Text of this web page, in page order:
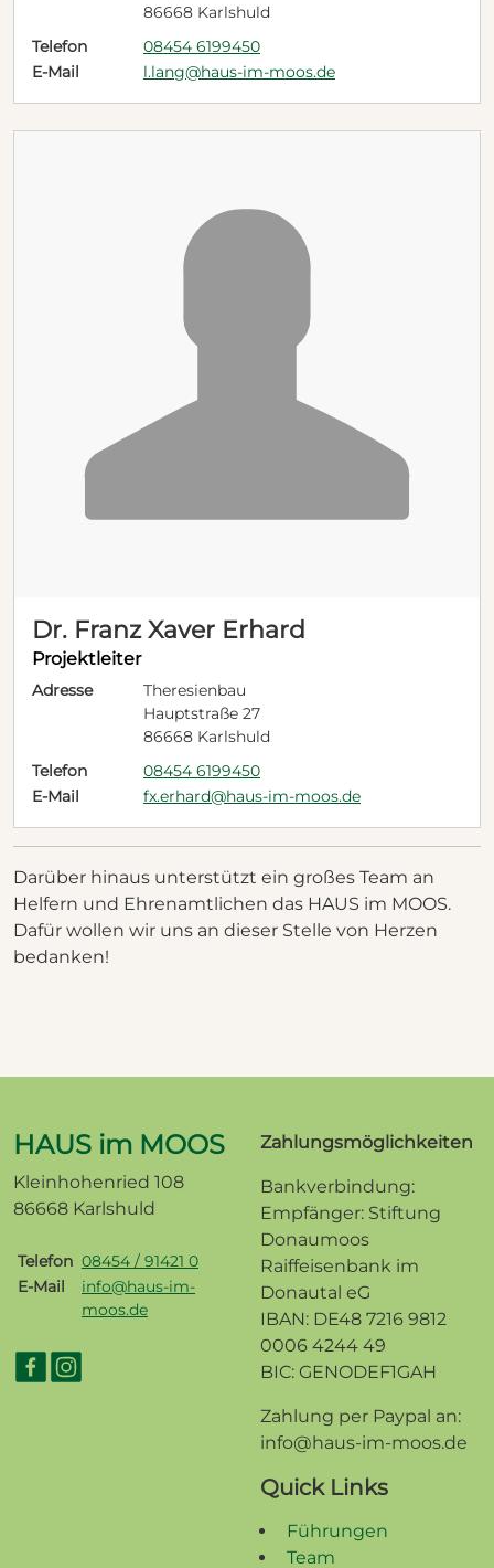
86668 Karlshuld
Telefon
08454 6199450
E-Mail
l.lang@haus-im-moos.de
Dr. Franz Xaver Erhard
Projektleiter
Adresse
Theresienbau
Hauptstraße 27
86668 Karlshuld
Telefon
08454 6199450
E-Mail
fx.erhard@haus-im-moos.de
Darüber hinaus unterstützt ein großes Team an
Helfern und Ehrenamtlichen das HAUS im MOOS.
Dafür wollen wir uns an dieser Stelle von Herzen
bedanken!
HAUS im MOOS
Kleinhohenried 108
86668 Karlshuld
Telefon 08454 / 91421 0
E-Mail
info@haus-im-
moos.de
Zahlungsmöglichkeiten
Bankverbindung:
Empfänger: Stiftung
Donaumoos
Raiffeisenbank im
Donautal eG
IBAN: DE48 7216 9812
0006 4244 49
BIC: GENODEF1GAH
Zahlung per Paypal an:
info@haus-im-moos.de
Quick Links
Führungen
Team